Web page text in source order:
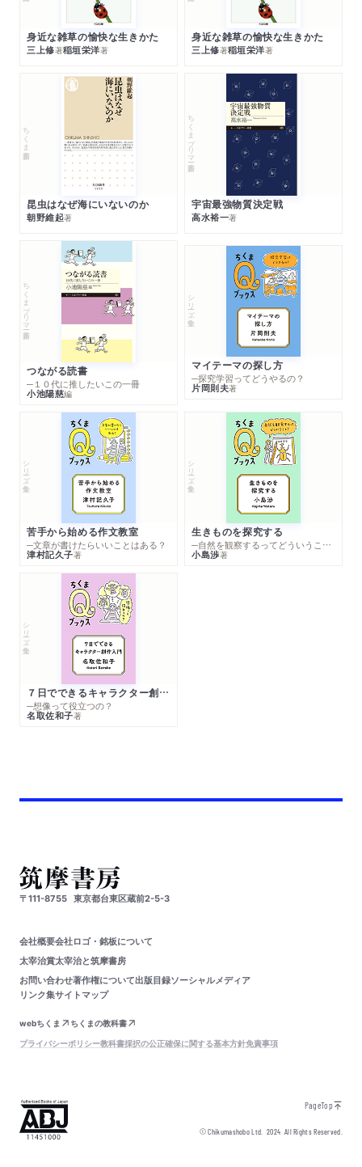
身近な雑草の愉快な生きかた
三上修著稲垣栄洋著
身近な雑草の愉快な生きかた
三上修著稲垣栄洋著
ちくま新書
昆虫はなぜ海にいないのか
朝野維起著
ちくまプリマー新書
宇宙最強物質決定戦
高水裕一著
ちくまプリマー新書
つながる読書
─１０代に推したいこの一冊
小池陽慈編
シリーズ・全集
マイテーマの探し方
─探究学習ってどうやるの？
片岡則夫著
シリーズ・全集
苦手から始める作文教室
─文章が書けたらいいことはある？
津村記久子著
シリーズ・全集
生きものを探究する
─自然を観察するってどういうこと？
小島渉著
シリーズ・全集
７日でできるキャラクター創作入門
─想像って役立つの？
名取佐和子著
〒111-8755 東京都台東区蔵前2-5-3
会社概要会社ロゴ・銘板について
太宰治賞太宰治と筑摩書房
お問い合わせ著作権について出版目録ソーシャルメディア
リンク集サイトマップ
webちくま
ちくまの教科書
プライバシーポリシー教科書採択の公正確保に関する基本方針免責事項
PageTop
© Chikumashobo Ltd.2024 All Rights Reserved.